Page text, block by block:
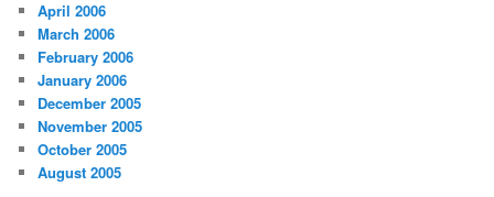
April 2006
March 2006
February 2006
January 2006
December 2005
November 2005
October 2005
August 2005